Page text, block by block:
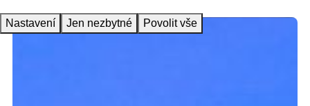
Nastavení Jen nezbytné Povolit vše